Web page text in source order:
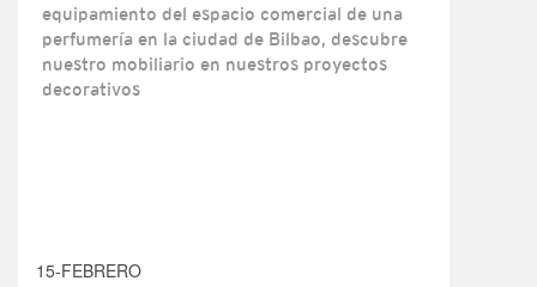
equipamiento del espacio comercial de una
perfumería en la ciudad de Bilbao, descubre
nuestro mobiliario en nuestros proyectos
decorativos
15-FEBRERO